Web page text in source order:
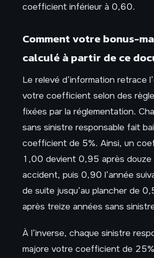
coefficient inférieur à 0,60.
Comment votre bonus-
calculé à partir de ce
Le relevé d’information retrace
votre coefficient selon des
fixées par la réglementation.
sans sinistre responsable fait
coefficient de 5%. Ainsi, un
1,00 devient 0,95 après douze
accident, puis 0,90 l’année
de suite jusqu’au plancher de
après treize années sans
À l’inverse, chaque sinistre
majore votre coefficient de